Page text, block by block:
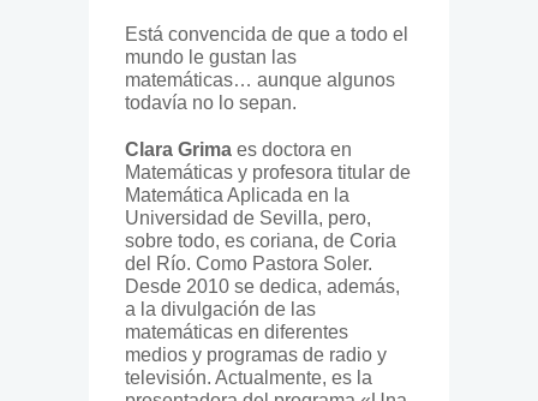
Está convencida de que a todo el
mundo le gustan las
matemáticas… aunque algunos
todavía no lo sepan.
Clara Grima es doctora en
Matemáticas y profesora titular de
Matemática Aplicada en la
Universidad de Sevilla, pero,
sobre todo, es coriana, de Coria
del Río. Como Pastora Soler.
Desde 2010 se dedica, además,
a la divulgación de las
matemáticas en diferentes
medios y programas de radio y
televisión. Actualmente, es la